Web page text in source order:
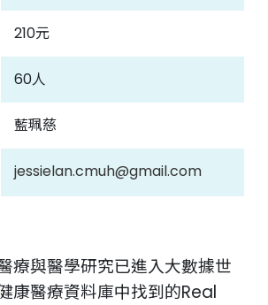
210元
60人
藍珮慈
jessielan.cmuh@gmail.com
療與醫學研究已進入大數據世
康醫療資料庫中找到的Real